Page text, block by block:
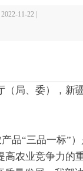
11-22 |
（局、委），新
品“三品一标”
农业竞争力的